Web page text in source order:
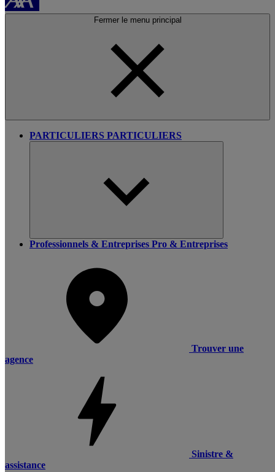
Fermer le menu principal
PARTICULIERS PARTICULIERS
Professionnels & Entreprises Pro & Entreprises
Trouver une
agence
Sinistre &
assistance